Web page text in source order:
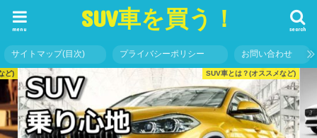
SUV車を買う！ search
menu
サイトマップ(目次) プライバシーポリシー お問い合わせ
ど) SUV車とは？(オススメなど)